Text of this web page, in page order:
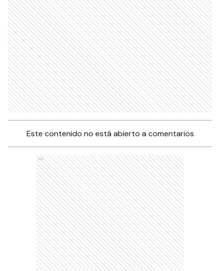
Este contenido no está abierto a comentarios
Ads